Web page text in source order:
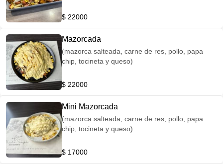
$ 22000
Mazorcada
(mazorca salteada, carne de res, pollo, papa
chip, tocineta y queso)
$ 22000
Mini Mazorcada
(mazorca salteada, carne de res, pollo, papa
chip, tocineta y queso)
$ 17000